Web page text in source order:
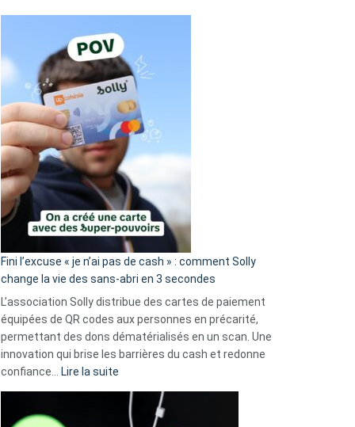
Fini l’excuse « je n’ai pas de cash » : comment Solly
change la vie des sans-abri en 3 secondes
L’association Solly distribue des cartes de paiement
équipées de QR codes aux personnes en précarité,
permettant des dons dématérialisés en un scan. Une
innovation qui brise les barrières du cash et redonne
confiance…
Lire la suite
l’excuse